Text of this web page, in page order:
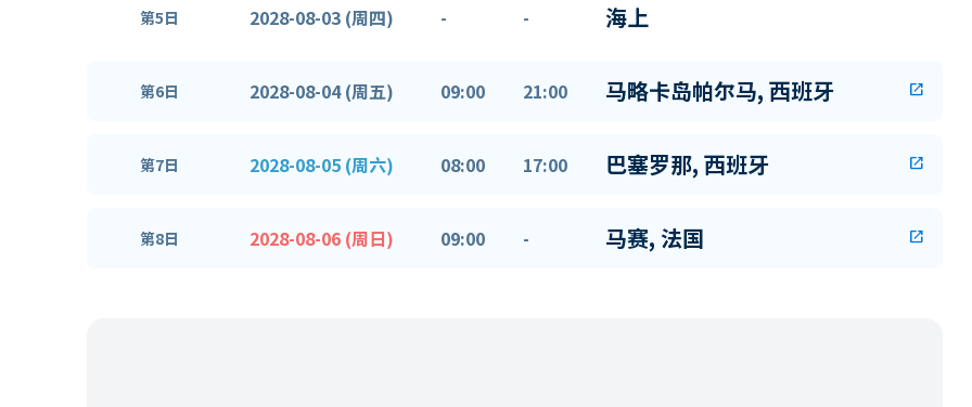
第5日 2028-08-03 (周四) - - 海上
第6日 2028-08-04 (周五) 09:00 21:00 马略卡岛帕尔马, 西班牙 open_in_new
第7日 2028-08-05 (周六) 08:00 17:00 巴塞罗那, 西班牙 open_in_new
第8日 2028-08-06 (周日) 09:00 - 马赛, 法国 open_in_new